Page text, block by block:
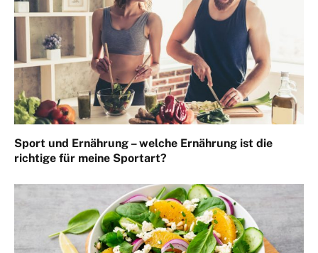
Sport und Ernährung – welche Ernährung ist die
richtige für meine Sportart?